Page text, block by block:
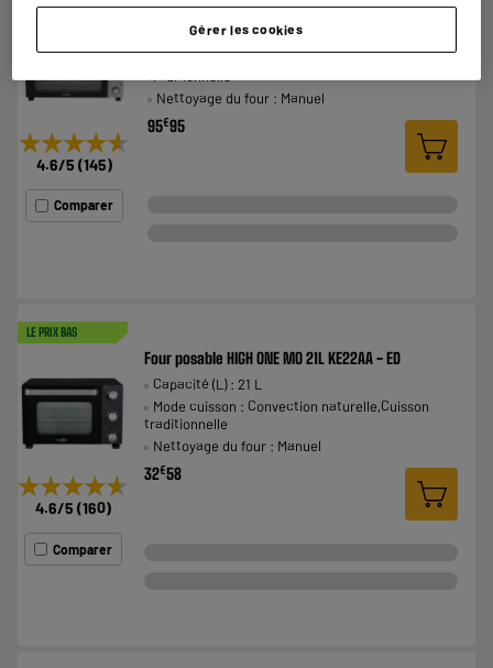
★★★★★
★★★★★
4.6/5 (145)
Comparer
Four posable VALBERG MO 58L MF 225C - V2
Capacité (L) : 58 L
Mode cuisson : Chaleur tournante,Cuisson
traditionnelle
Nettoyage du four : Manuel
95€95
LE PRIX BAS
★★★★★
★★★★★
4.6/5 (160)
Comparer
Four posable HIGH ONE MO 21L KE22AA - ED
Capacité (L) : 21 L
Mode cuisson : Convection naturelle,Cuisson
traditionnelle
Nettoyage du four : Manuel
32€58
Gérer les cookies